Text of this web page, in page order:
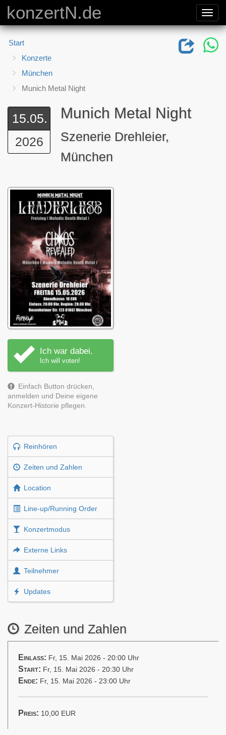
konzertN.de
Start
Konzerte
München
Munich Metal Night
15.05.
2026
Munich Metal Night
Szenerie Drehleier,
München
Ich war dabei.
Ich will voten!
Einfach Button drücken,
anmelden und Deine eigene
Konzert-Historie pflegen.
Reinhören
Zeiten und Zahlen
Location
Line-up/Running Order
Konzertmodus
Externe Links
Teilnehmer
Updates
Zeiten und Zahlen
Einlass: Fr, 15. Mai 2026 - 20:00 Uhr
Start: Fr, 15. Mai 2026 - 20:30 Uhr
Ende: Fr, 15. Mai 2026 - 23:00 Uhr
Preis: 10,00 EUR